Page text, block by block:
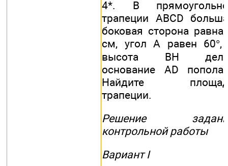
4*. В
трапеции ABCD
боковая сторона равна
см, угол А равен 60°,
высота ВН
основание AD
Найдите
трапеции.
Решение
контрольной работы
Вариант I